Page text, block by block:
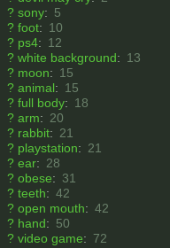
? sony: 5
? foot: 10
? ps4: 12
? white background: 13
? moon: 15
? animal: 15
? full body: 18
? arm: 20
? rabbit: 21
? playstation: 21
? ear: 28
? obese: 31
? teeth: 42
? open mouth: 42
? hand: 50
? video game: 72